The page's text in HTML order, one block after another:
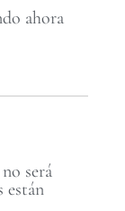
ahora
será
están